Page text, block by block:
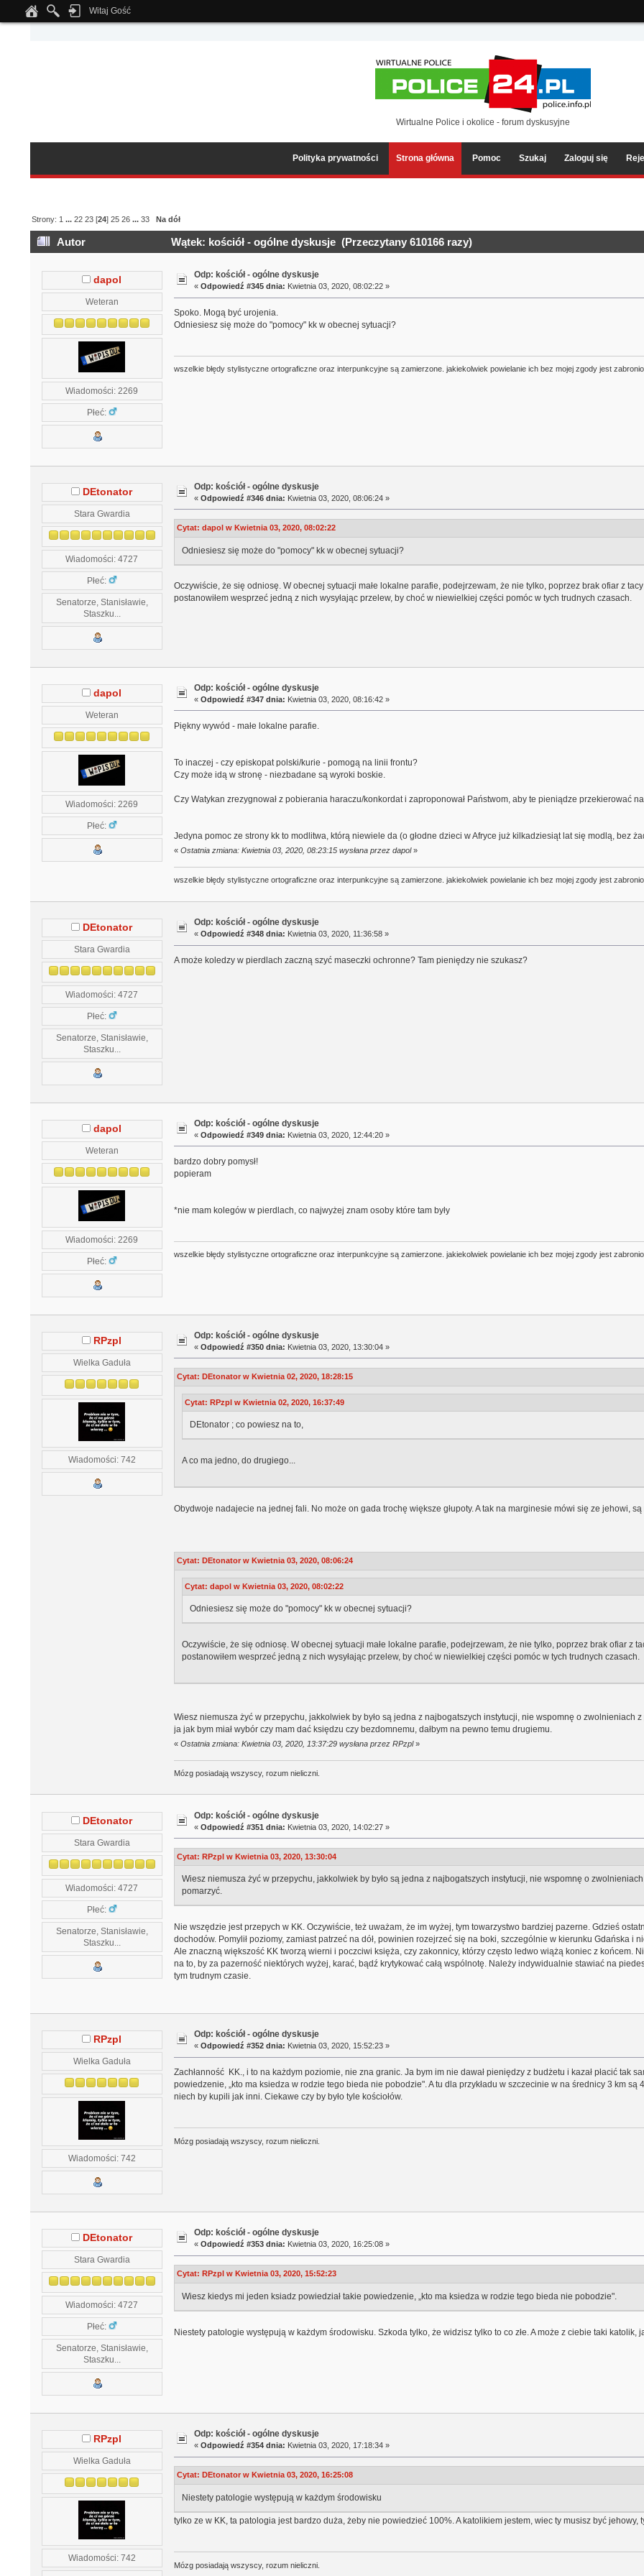
Notice: Undefined index: tapatalk_body_hook in
Witaj Gość
Wirtualne Police i okolice - forum dyskusyjne
Polityka prywatności Strona główna Pomoc Szukaj Zaloguj się
Strony: 1 ...22 23 [24]25 26 ...33 Na dół
Autor Wątek: kościół - ogólne dyskusje (Przeczytany 610166 razy)
dapol
Weteran
Wiadomości: 2269
Płeć:
Odp: kościół - ogólne dyskusje
«Odpowiedź #345 dnia: Kwietnia 03, 2020, 08:02:22 »
Spoko. Mogą być urojenia.
Odniesiesz się może do "pomocy" kk w obecnej sytuacji?
wszelkie błędy stylistyczne ortograficzne oraz interpunkcyjne są zamierzone. jakiekolwiek powielanie ich bez mojej zgody jest
DEtonator
Stara Gwardia
Wiadomości: 4727
Płeć:
Senatorze, Stanisławie,
Staszku...
Odp: kościół - ogólne dyskusje
«Odpowiedź #346 dnia: Kwietnia 03, 2020, 08:06:24 »
Cytat: dapol w Kwietnia 03, 2020, 08:02:22
Odniesiesz się może do "pomocy" kk w obecnej sytuacji?
Oczywiście, że się odniosę. W obecnej sytuacji małe lokalne parafie, podejrzewam, że nie tylko, poprzez brak ofiar z
postanowiłem wesprzeć jedną z nich wysyłając przelew, by choć w niewielkiej części pomóc w tych trudnych czasach.
dapol
Weteran
Wiadomości: 2269
Płeć:
Odp: kościół - ogólne dyskusje
«Odpowiedź #347 dnia: Kwietnia 03, 2020, 08:16:42 »
Piękny wywód - małe lokalne parafie.
To inaczej - czy episkopat polski/kurie - pomogą na linii frontu?
Czy może idą w stronę - niezbadane są wyroki boskie.
Czy Watykan zrezygnował z pobierania haraczu/konkordat i zaproponował Państwom, aby te pieniądze przekierować
Jedyna pomoc ze strony kk to modlitwa, którą niewiele da (o głodne dzieci w Afryce już kilkadziesiąt lat się modlą, bez
« Ostatnia zmiana: Kwietnia 03, 2020, 08:23:15 wysłana przez dapol»
wszelkie błędy stylistyczne ortograficzne oraz interpunkcyjne są zamierzone. jakiekolwiek powielanie ich bez mojej zgody jest
DEtonator
Stara Gwardia
Wiadomości: 4727
Płeć:
Senatorze, Stanisławie,
Staszku...
Odp: kościół - ogólne dyskusje
«Odpowiedź #348 dnia: Kwietnia 03, 2020, 11:36:58 »
A może koledzy w pierdlach zaczną szyć maseczki ochronne? Tam pieniędzy nie szukasz?
dapol
Weteran
Wiadomości: 2269
Płeć:
Odp: kościół - ogólne dyskusje
«Odpowiedź #349 dnia: Kwietnia 03, 2020, 12:44:20 »
bardzo dobry pomysł!
popieram
*nie mam kolegów w pierdlach, co najwyżej znam osoby które tam były
wszelkie błędy stylistyczne ortograficzne oraz interpunkcyjne są zamierzone. jakiekolwiek powielanie ich bez mojej zgody jest
RPzpl
Wielka Gaduła
Wiadomości: 742
Odp: kościół - ogólne dyskusje
«Odpowiedź #350 dnia: Kwietnia 03, 2020, 13:30:04 »
Cytat: DEtonator w Kwietnia 02, 2020, 18:28:15
Cytat: RPzpl w Kwietnia 02, 2020, 16:37:49
DEtonator ; co powiesz na to,
A co ma jedno, do drugiego...
Obydwoje nadajecie na jednej fali. No może on gada trochę większe głupoty. A tak na marginesie mówi się ze jehowi, są
Cytat: DEtonator w Kwietnia 03, 2020, 08:06:24
Cytat: dapol w Kwietnia 03, 2020, 08:02:22
Odniesiesz się może do "pomocy" kk w obecnej sytuacji?
Oczywiście, że się odniosę. W obecnej sytuacji małe lokalne parafie, podejrzewam, że nie tylko, poprzez brak ofiar z
postanowiłem wesprzeć jedną z nich wysyłając przelew, by choć w niewielkiej części pomóc w tych trudnych czasach.
Wiesz niemusza żyć w przepychu, jakkolwiek by było są jedna z najbogatszych instytucji, nie wspomnę o zwolnieniach
ja jak bym miał wybór czy mam dać księdzu czy bezdomnemu, dałbym na pewno temu drugiemu.
« Ostatnia zmiana: Kwietnia 03, 2020, 13:37:29 wysłana przez RPzpl»
Mózg posiadają wszyscy, rozum nieliczni.
DEtonator
Stara Gwardia
Wiadomości: 4727
Płeć:
Senatorze, Stanisławie,
Staszku...
Odp: kościół - ogólne dyskusje
«Odpowiedź #351 dnia: Kwietnia 03, 2020, 14:02:27 »
Cytat: RPzpl w Kwietnia 03, 2020, 13:30:04
Wiesz niemusza żyć w przepychu, jakkolwiek by było są jedna z najbogatszych instytucji, nie wspomnę o
pomarzyć.
Nie wszędzie jest przepych w KK. Oczywiście, też uważam, że im wyżej, tym towarzystwo bardziej pazerne. Gdzieś
dochodów. Pomylił poziomy, zamiast patrzeć na dół, powinien rozejrzeć się na boki, szczególnie w kierunku Gdańska i
Ale znaczną większość KK tworzą wierni i poczciwi księża, czy zakonnicy, którzy często ledwo wiążą koniec z końcem.
na to, by za pazerność niektórych wyżej, karać, bądź krytykować całą wspólnotę. Należy indywidualnie stawiać na
tym trudnym czasie.
RPzpl
Wielka Gaduła
Wiadomości: 742
Odp: kościół - ogólne dyskusje
«Odpowiedź #352 dnia: Kwietnia 03, 2020, 15:52:23 »
Zachłanność KK., i to na każdym poziomie, nie zna granic. Ja bym im nie dawał pieniędzy z budżetu i kazał płacić tak
powiedzenie, „kto ma ksiedza w rodzie tego bieda nie pobodzie". A tu dla przykładu w szczecinie w na średnicy 3 km są
niech by kupili jak inni. Ciekawe czy by było tyle kościołów.
Mózg posiadają wszyscy, rozum nieliczni.
DEtonator
Stara Gwardia
Wiadomości: 4727
Płeć:
Senatorze, Stanisławie,
Staszku...
Odp: kościół - ogólne dyskusje
«Odpowiedź #353 dnia: Kwietnia 03, 2020, 16:25:08 »
Cytat: RPzpl w Kwietnia 03, 2020, 15:52:23
Wiesz kiedys mi jeden ksiadz powiedział takie powiedzenie, „kto ma ksiedza w rodzie tego bieda nie pobodzie".
Niestety patologie występują w każdym środowisku. Szkoda tylko, że widzisz tylko to co złe. A może z ciebie taki katolik,
RPzpl
Wielka Gaduła
Wiadomości: 742
Odp: kościół - ogólne dyskusje
«Odpowiedź #354 dnia: Kwietnia 03, 2020, 17:18:34 »
Cytat: DEtonator w Kwietnia 03, 2020, 16:25:08
Niestety patologie występują w każdym środowisku
tylko ze w KK, ta patologia jest bardzo duża, żeby nie powiedzieć 100%. A katolikiem jestem, wiec ty musisz być
Mózg posiadają wszyscy, rozum nieliczni.